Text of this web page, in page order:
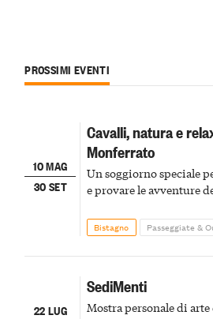
PROSSIMI EVENTI
10 MAG
30 SET
Cavalli, natura e
Monferrato
Un soggiorno speciale
e provare le avventure
Bistagno Passeggiate &
22 LUG
SediMenti
Mostra personale di